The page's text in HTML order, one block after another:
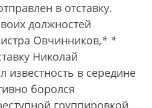
в отставку.
должностей
Овчинников,* *
Николай
известность в середине
боролся
группировкой.